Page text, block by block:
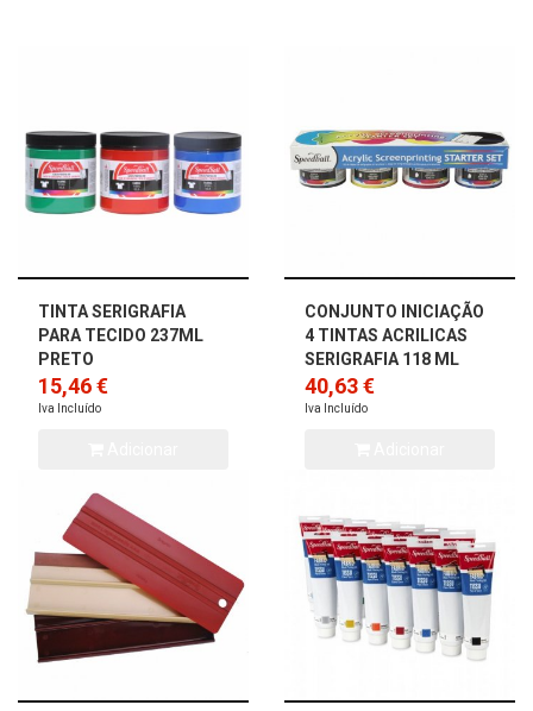
TINTA SERIGRAFIA
PARA TECIDO 237ML
PRETO
15,46 €
Iva Incluído
CONJUNTO INICIAÇÃO
4 TINTAS ACRILICAS
SERIGRAFIA 118 ML
40,63 €
Iva Incluído